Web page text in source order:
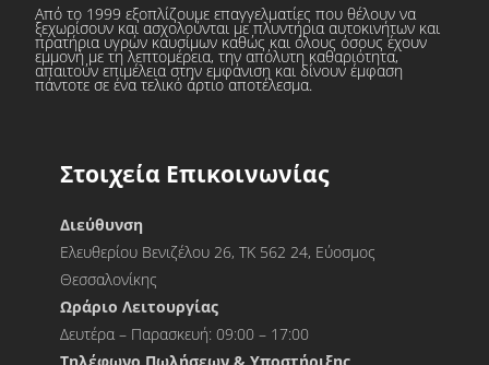
Από το 1999 εξοπλίζουμε επαγγελματίες που θέλουν να
ξεχωρίσουν και ασχολούνται με πλυντήρια αυτοκινήτων και
πρατήρια υγρών καυσίμων καθώς και όλους όσους έχουν
εμμονή με τη λεπτομέρεια, την απόλυτη καθαριότητα,
απαιτούν επιμέλεια στην εμφάνιση και δίνουν έμφαση
πάντοτε σε ένα τελικό άρτιο αποτέλεσμα.
Στοιχεία Επικοινωνίας
Διεύθυνση
Ελευθερίου Βενιζέλου 26, ΤΚ 562 24, Εύοσμος
Θεσσαλονίκης
Ωράριο Λειτουργίας
Δευτέρα – Παρασκευή: 09:00 – 17:00